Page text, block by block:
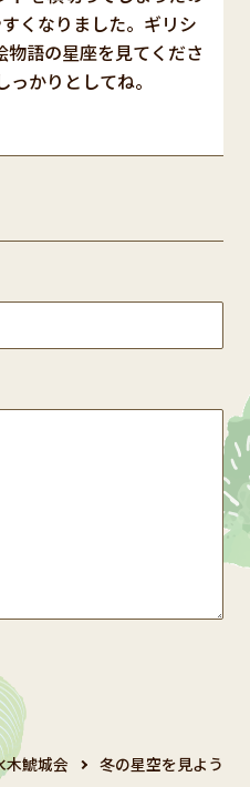
くなりました。ギリシ
物語の星座を見てくださ
かりとしてね。
木鯱城会 冬の星空を見よう